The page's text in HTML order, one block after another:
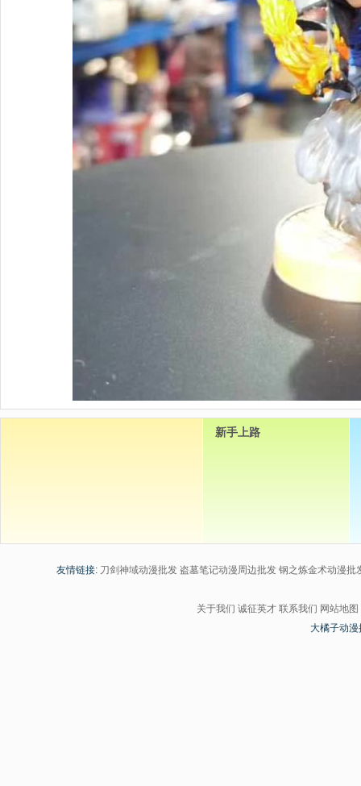
新手上路
友情链接: 刀剑神域动漫批发 盗墓笔记动漫周边批发 钢之炼金术动漫批
关于我们 诚征英才 联系我们 网站地图
大橘子动